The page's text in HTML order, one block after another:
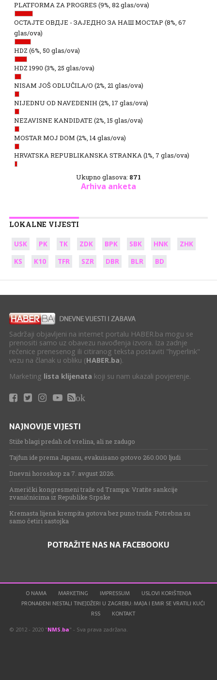
PLATFORMA ZA PROGRES (9%, 82 glas/ova)
ОСТАЈТЕ ОВДЈЕ - ЗАЈЕДНО ЗА НАШ МОСТАР (8%, 67
glas/ova)
HDZ (6%, 50 glas/ova)
HDZ 1990 (3%, 25 glas/ova)
NISAM JOŠ ODLUČILA/O (2%, 21 glas/ova)
NIJEDNU OD NAVEDENIH (2%, 17 glas/ova)
NEZAVISNE KANDIDATE (2%, 15 glas/ova)
MOSTAR MOJ DOM (2%, 14 glas/ova)
HRVATSKA REPUBLIKANSKA STRANKA(1%, 7 glas/ova)
Ukupno glasova: 871
Arhiva anketa
LOKALNE VIJESTI
USK PK TK ZDK BPK SBK HNK
ZHK
KS
K10 TFR SZR DBR BLR BD
Sadržaji objavljeni na internet portalu HABER.ba mogu se
prenositi samo uz obavezu navođenja izvora. Iza zadnje
rečenice prenesenog ili citiranog teksta postaviti "hyperlink"
vezu na članak u obliku (HABER.ba).
Marketing lista klijenata koji su nam ukazali povjerenje.
ok
NAJNOVIJE VIJESTI
Stiže blagi predah od vrelina, ali ne zadugo
Tajfun ide prema Japanu, evakuisano gotovo 260.000 ljudi
Dnevni horoskop za 7. avgust 2026.
Američki kongresmeni traže od Trampa: Vratite sankcije
zvaničnicima iz Republike Srpske
Kremasta lijena krempita gotova bez puno truda: Potrebna su
samo četiri sastojka
POTRAŽITE NAS NA FACEBOOKU
O NAMA MARKETING IMPRESSUM
USLOVI KORIŠTENJA
PRONAĐENI NESTALI TINEJDŽERI U ZAGREBU: MAJA I EMIR SE VRATILI KUĆI
RSS
KONTAKT
© 2012 - 2020 "NMS.ba" - Sva prava zadržana.